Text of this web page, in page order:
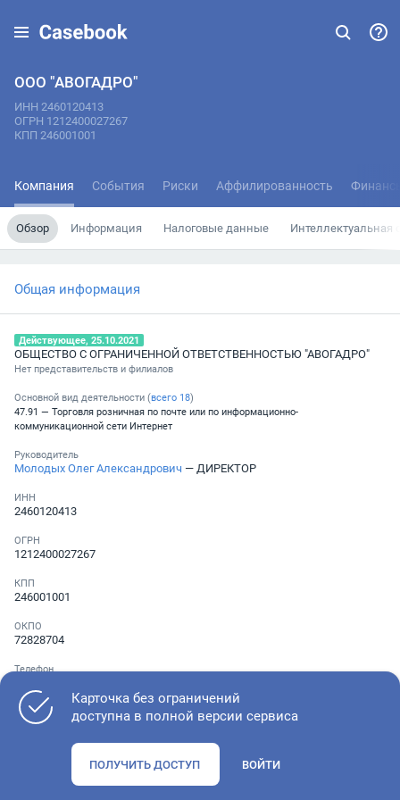
ООО "АВОГАДРО"
ИНН 2460120413
ОГРН 1212400027267
КПП 246001001
Компания События Риски Аффилированность
Обзор Информация Налоговые данные Интеллектуальная
Общая информация
Действующее, 25.10.2021
ОБЩЕСТВО С ОГРАНИЧЕННОЙ ОТВЕТСТВЕННОСТЬЮ "АВОГАДРО"
Нет представительств и филиалов
Основной вид деятельности (всего 18)
47.91 — Торговля розничная по почте или по информационно-
коммуникационной сети Интернет
Руководитель
Молодых Олег Александрович — ДИРЕКТОР
ИНН
2460120413
ОГРН
1212400027267
КПП
246001001
ОКПО
72828704
Телефон
Как оценить состояние компании
Карточка без ограничений
доступна в полной версии сервиса
ПОЛУЧИТЬ ДОСТУП ВОЙТИ